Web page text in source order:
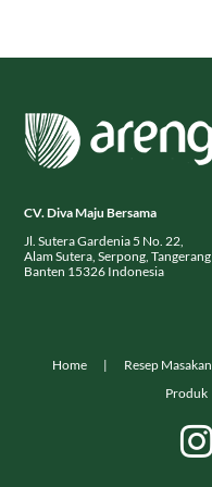
CV. Diva Maju Bersama
Jl. Sutera Gardenia 5 No. 22,
Alam Sutera, Serpong, Tangerang
Banten 15326 Indonesia
Home Resep Masakan
Produk